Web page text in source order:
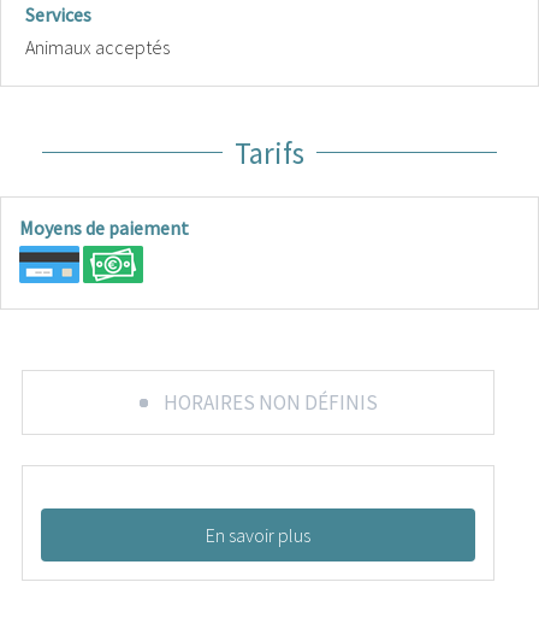
Services
Animaux acceptés
Tarifs
Moyens de paiement
HORAIRES NON DÉFINIS
En savoir plus